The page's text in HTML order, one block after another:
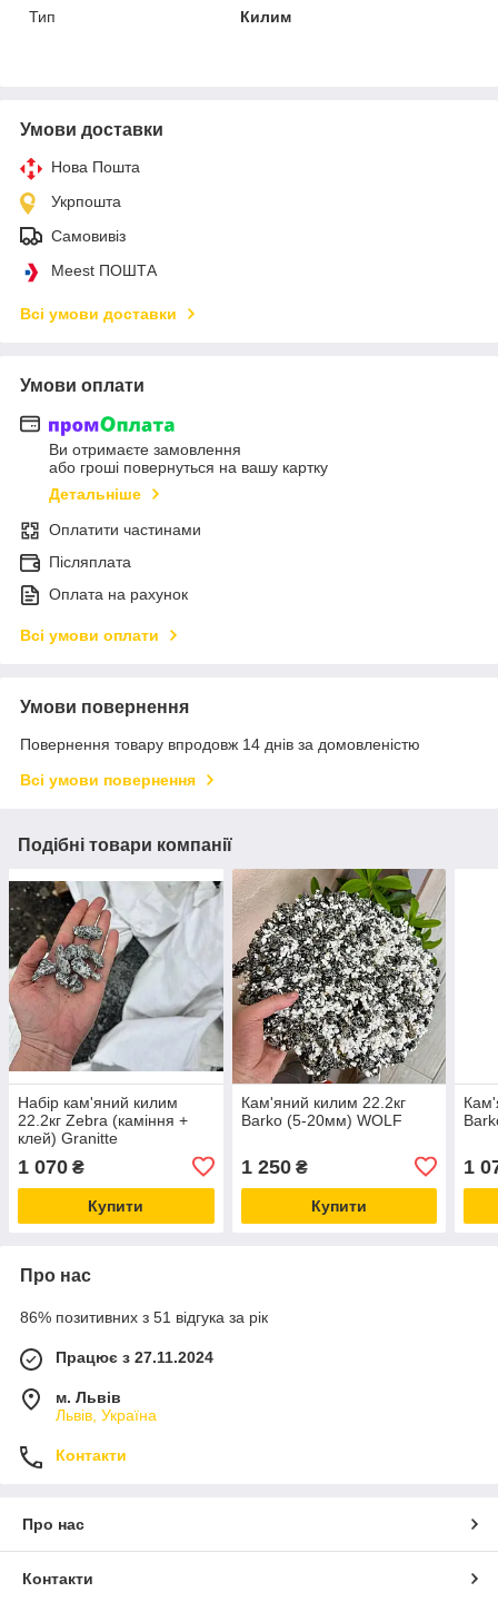
Тип
Килим
Умови доставки
Нова Пошта
Укрпошта
Самовивіз
Meest ПОШТА
Всі умови доставки
Умови оплати
Ви отримаєте замовлення
або гроші повернуться на вашу картку
Детальніше
Оплатити частинами
Післяплата
Оплата на рахунок
Всі умови оплати
Умови повернення
Повернення товару впродовж 14 днів за домовленістю
Всі умови повернення
Подібні товари компанії
Набір кам'яний килим
22.2кг Zebra (каміння +
клей) Granitte
1 070 ₴
Купити
Кам'яний килим 22.2кг
Barko (5-20мм) WOLF
1 250₴
Купити
1
Про нас
86% позитивних з 51 відгука за рік
Працює з 27.11.2024
м. Львів
Львів, Україна
Контакти
Про нас
Контакти